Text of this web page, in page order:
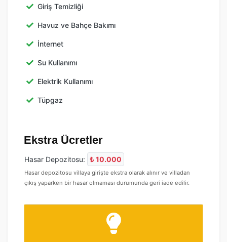
Giriş Temizliği
Havuz ve Bahçe Bakımı
İnternet
Su Kullanımı
Elektrik Kullanımı
Tüpgaz
Ekstra Ücretler
Hasar Depozitosu: ₺ 10.000
Hasar depozitosu villaya girişte ekstra olarak alınır ve villadan
çıkış yaparken bir hasar olmaması durumunda geri iade edilir.